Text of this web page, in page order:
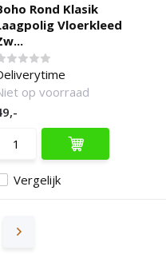
Rond Klasik
Vloerkleed
Vergelijk
op voorraad